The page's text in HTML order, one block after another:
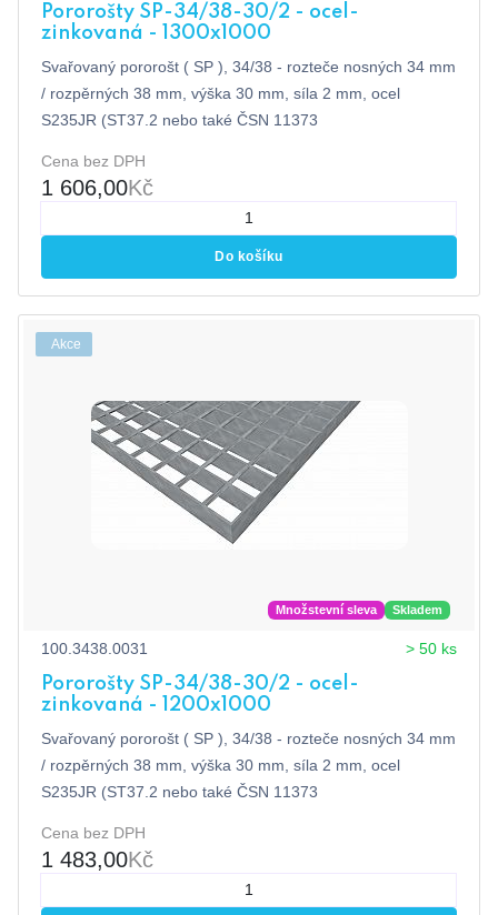
Pororošty SP-34/38-30/2 - ocel-
zinkovaná - 1300x1000
Svařovaný pororošt ( SP ), 34/38 - rozteče nosných 34 mm
/ rozpěrných 38 mm, výška 30 mm, síla 2 mm, ocel
S235JR (ST37.2 nebo také ČSN 11373
Cena bez DPH
1 606,00Kč
Do košíku
Akce
Množstevní sleva Skladem
100.3438.0031 > 50 ks
Pororošty SP-34/38-30/2 - ocel-
zinkovaná - 1200x1000
Svařovaný pororošt ( SP ), 34/38 - rozteče nosných 34 mm
/ rozpěrných 38 mm, výška 30 mm, síla 2 mm, ocel
S235JR (ST37.2 nebo také ČSN 11373
Cena bez DPH
1 483,00Kč